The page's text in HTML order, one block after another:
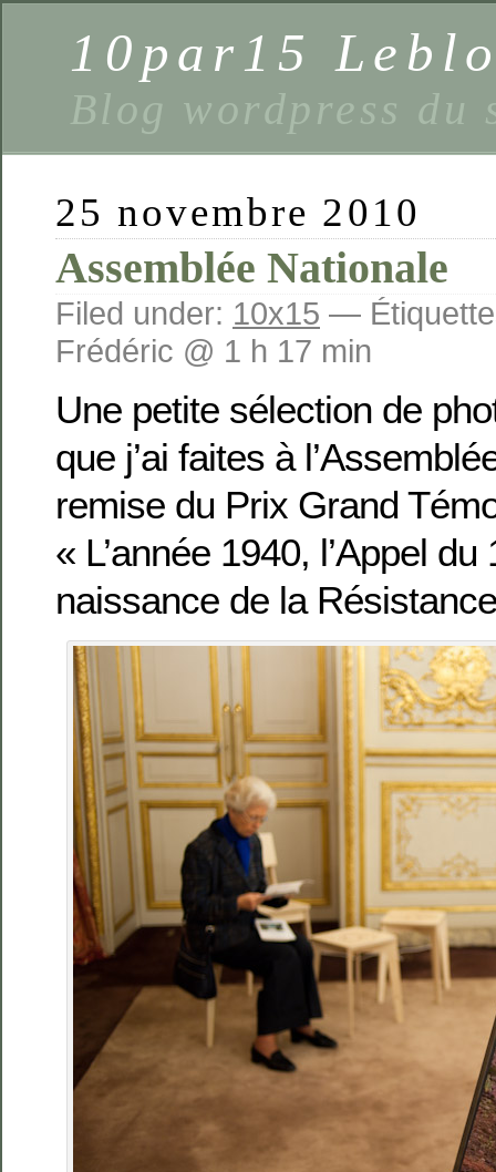
10par15
Blog wordpress du
25 novembre 2010
Assemblée Nationale
Filed under: 10x15 —
Frédéric @ 1 h 17 min
Une petite sélection de
que j’ai faites à
remise du Prix Grand
« L’année 1940, l’Appel
naissance de la